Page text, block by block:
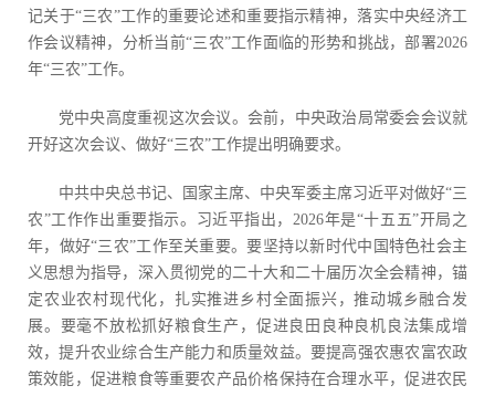
记关于“三农”工作的重要论述和重要指示精神，落实中央经济工
作会议精神，分析当前“三农”工作面临的形势和挑战，部署2026
年“三农”工作。
党中央高度重视这次会议。会前，中央政治局常委会会议就
开好这次会议、做好“三农”工作提出明确要求。
中共中央总书记、国家主席、中央军委主席习近平对做好“三
农”工作作出重要指示。习近平指出，2026年是“十五五”开局之
年，做好“三农”工作至关重要。要坚持以新时代中国特色社会主
义思想为指导，深入贯彻党的二十大和二十届历次全会精神，锚
定农业农村现代化，扎实推进乡村全面振兴，推动城乡融合发
展。要毫不放松抓好粮食生产，促进良田良种良机良法集成增
效，提升农业综合生产能力和质量效益。要提高强农惠农富农政
策效能，促进粮食等重要农产品价格保持在合理水平，促进农民